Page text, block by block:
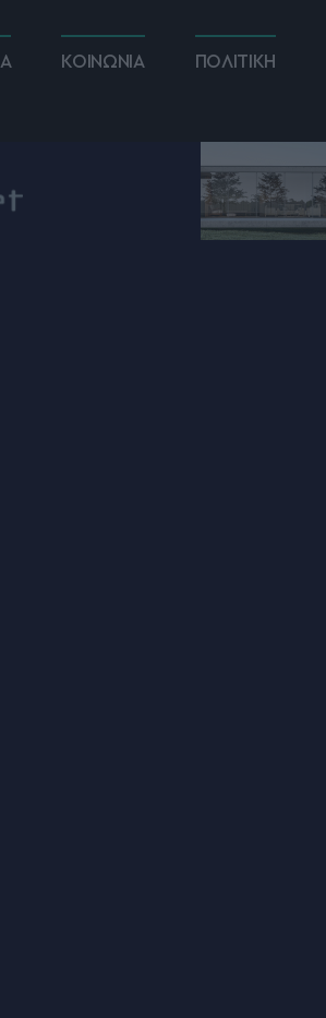
ΚΟΙΝΩΝΙΑ ΠΟΛΙΤΙΚΗ